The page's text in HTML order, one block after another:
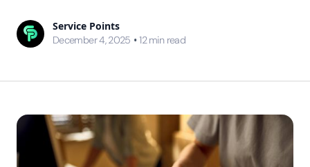
Service Points
December 4, 2025 • 12 min read